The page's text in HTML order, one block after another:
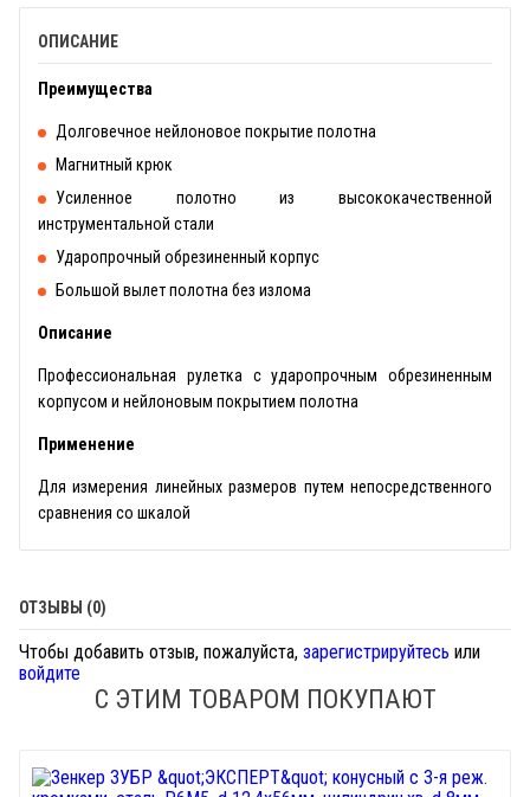
ОПИСАНИЕ
Преимущества
Долговечное нейлоновое покрытие полотна
Магнитный крюк
Усиленное полотно из высококачественной
инструментальной стали
Ударопрочный обрезиненный корпус
Большой вылет полотна без излома
Описание
Профессиональная рулетка с ударопрочным обрезиненным
корпусом и нейлоновым покрытием полотна
Применение
Для измерения линейных размеров путем непосредственного
сравнения со шкалой
ОТЗЫВЫ (0)
Чтобы добавить отзыв, пожалуйста, зарегистрируйтесь или
войдите
С ЭТИМ ТОВАРОМ ПОКУПАЮТ